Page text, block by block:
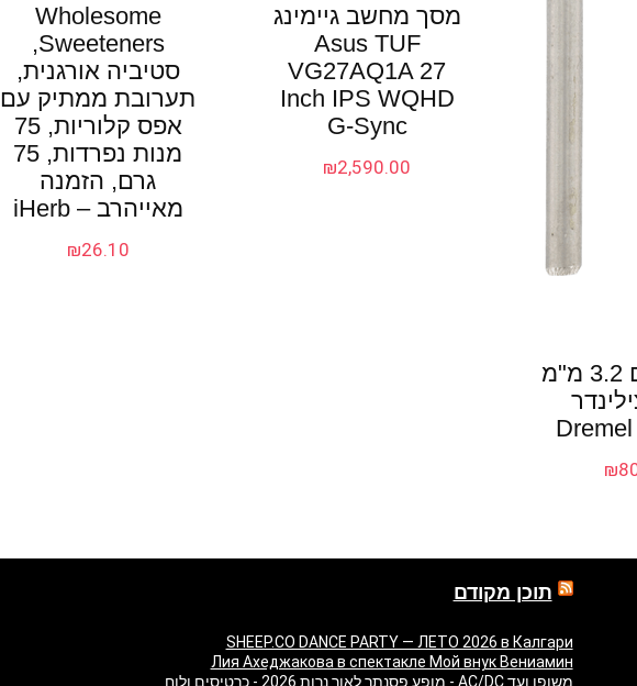
2 כרסמים 3.2 מ"מ
₪
מסך מחשב גיימינג
Asus TUF
VG27AQ1A 27
Inch IPS WQHD
G-Sync
₪2,590.00
Wholesome
Sweeteners‏,
סטיביה אורגנית,
תערובת ממתיק עם
אפס קלוריות, 75
מנות נפרדות, 75
גרם, הזמנה
מאייהרב – iHerb
₪26.10
תוכן מקודם
SHEEP.CO DANCE PARTY — ЛЕТО 2026 в Калгари
Лия Ахеджакова в спектакле Мой внук Вениамин
משופן ועד AC/DC - מופע פסנתר לאור נרות 2026 - כרטיסים ולוח